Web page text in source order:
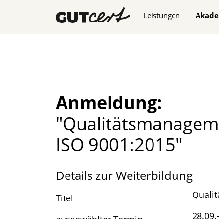
Leistungen
Anmeldung:
ISO 9001:2015"
Details zur Weiterbildung
Titel